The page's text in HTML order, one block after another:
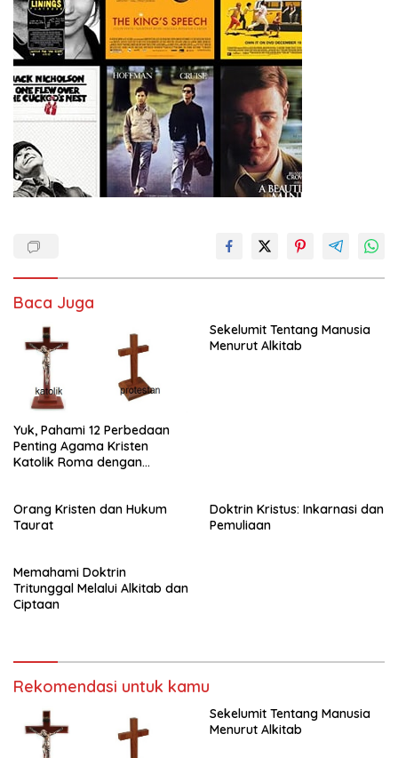
Baca Juga
Yuk, Pahami 12 Perbedaan
Penting Agama Kristen
Katolik Roma dengan
Sekelumit Tentang Manusia
Menurut Alkitab
Orang Kristen dan Hukum
Taurat
Doktrin Kristus: Inkarnasi dan
Pemuliaan
Memahami Doktrin
Tritunggal Melalui Alkitab dan
Ciptaan
Rekomendasi untuk kamu
Sekelumit Tentang Manusia
Menurut Alkitab